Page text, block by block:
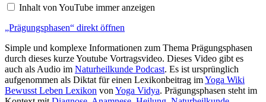
Inhalt von YouTube immer anzeigen
„Prägungsphasen“ direkt öffnen
Simple und komplexe Informationen zum Thema Prägungsphasen
durch dieses kurze Youtube Vortragsvideo. Dieses Video gibt es
auch als Audio im Naturheilkunde Podcast. Es ist ursprünglich
aufgenommen als Diktat für einen Lexikonbeitrag imYoga Wiki
Bewusst Leben Lexikon vonYoga Vidya. Prägungsphasen steht im